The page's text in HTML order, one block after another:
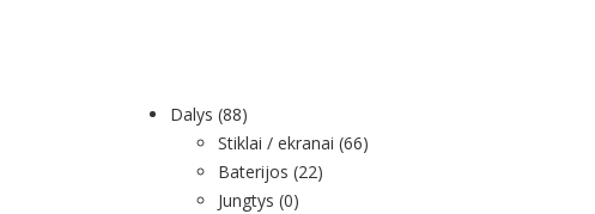
Dalys (88)
Stiklai / ekranai (66)
Baterijos (22)
Jungtys (0)